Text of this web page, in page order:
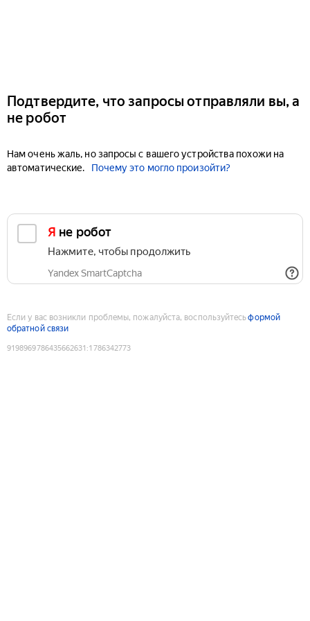
Подтвердите, что запросы отправляли вы, а
не робот
Нам очень жаль, но запросы с вашего устройства похожи на
автоматические.
Почему это могло произойти?
Я не робот
Нажмите, чтобы продолжить
Yandex SmartCaptcha
Если у вас возникли проблемы, пожалуйста, воспользуйтесьформой
обратной связи
9198969786435662631 :1786342773